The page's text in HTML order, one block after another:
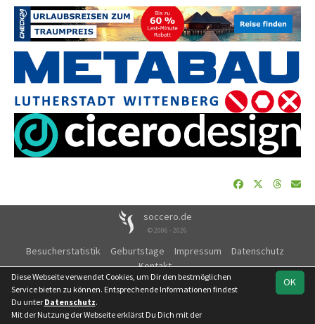
Team Landesklasse Spielplan
soccero.de
© 2006 - 2026
Besucherstatistik Geburtstage Impressum
Datenschutz
Kontakt
OK
Diese Webseite verwendet Cookies, um Dir den bestmöglichen
Service bieten zu können. Entsprechende Informationen findest
Du unter Datenschutz.
Mit der Nutzung der Webseite erklärst Du Dich mit der